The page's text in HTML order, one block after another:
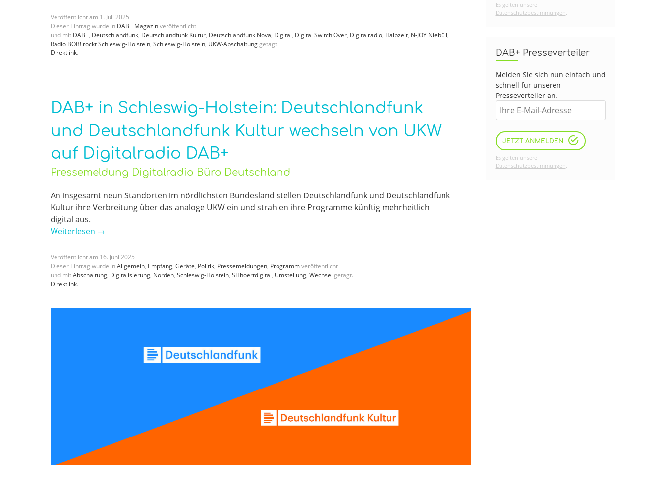
Veröffentlicht am 1 . Juli 2025
Dieser Eintrag wurde in DAB+ Magazinveröffentlicht
und mit DAB+, Deutschlandfunk, Deutschlandfunk Kultur, Deutschlandfunk Nova, Digital, Digital Switch Over, Digitalradio, Halbzeit, N-JOY Niebüll,
Radio BOB! rockt Schleswig-Holstein, Schleswig-Holstein, UKW-Abschaltung getagt.
Direktlink.
DAB+ in Schleswig-Holstein: Deutschlandfunk
und Deutschlandfunk Kultur wechseln von UKW
auf Digitalradio DAB+
Pressemeldung Digitalradio Büro Deutschland
An insgesamt neun Standorten im nördlichsten Bundesland stellen Deutschlandfunk und Deutschlandfunk
Kultur ihre Verbreitung über das analoge UKW ein und strahlen ihre Programme künftig mehrheitlich
digital aus.
Weiterlesen →
Veröffentlicht am 16. Juni 2025
Dieser Eintrag wurde inAllgemein, Empfang, Geräte, Politik, Pressemeldungen, Programmveröffentlicht
und mitAbschaltung, Digitalisierung, Norden, Schleswig-Holstein, SHhoertdigital, Umstellung, Wechsel getagt.
Direktlink.
Es gelten unsere
Datenschutzbestimmungen
DAB+ Presseverteiler
Melden Sie sich nun einfach und
schnell für unseren
Presseverteiler an.
JETZT ANMELDEN
Es gelten unsere
Datenschutzbestimmungen.